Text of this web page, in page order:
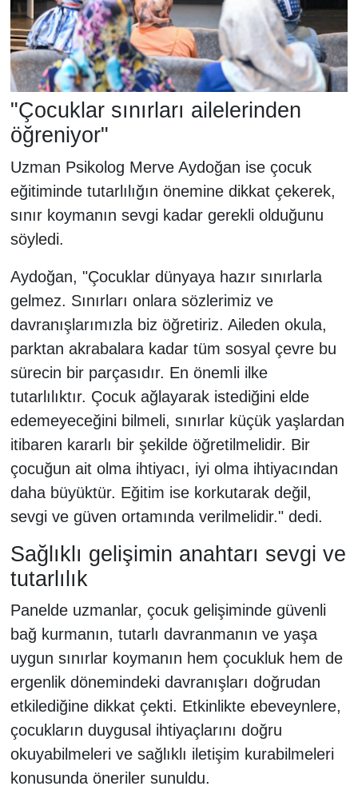
"Çocuklar sınırları ailelerinden
öğreniyor"
Uzman Psikolog Merve Aydoğan ise çocuk
eğitiminde tutarlılığın önemine dikkat çekerek,
sınır koymanın sevgi kadar gerekli olduğunu
söyledi.
Aydoğan, "Çocuklar dünyaya hazır sınırlarla
gelmez. Sınırları onlara sözlerimiz ve
davranışlarımızla biz öğretiriz. Aileden okula,
parktan akrabalara kadar tüm sosyal çevre bu
sürecin bir parçasıdır. En önemli ilke
tutarlılıktır. Çocuk ağlayarak istediğini elde
edemeyeceğini bilmeli, sınırlar küçük yaşlardan
itibaren kararlı bir şekilde öğretilmelidir. Bir
çocuğun ait olma ihtiyacı, iyi olma ihtiyacından
daha büyüktür. Eğitim ise korkutarak değil,
sevgi ve güven ortamında verilmelidir." dedi.
Sağlıklı gelişimin anahtarı sevgi ve
tutarlılık
Panelde uzmanlar, çocuk gelişiminde güvenli
bağ kurmanın, tutarlı davranmanın ve yaşa
uygun sınırlar koymanın hem çocukluk hem de
ergenlik dönemindeki davranışları doğrudan
etkilediğine dikkat çekti. Etkinlikte ebeveynlere,
çocukların duygusal ihtiyaçlarını doğru
okuyabilmeleri ve sağlıklı iletişim kurabilmeleri
konusunda öneriler sunuldu.